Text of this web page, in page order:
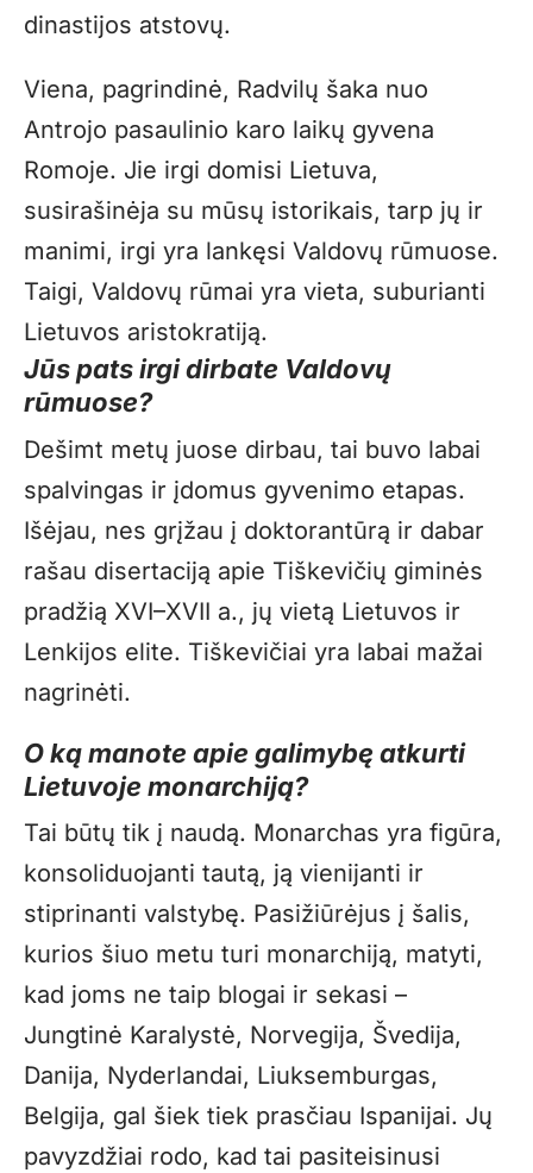
dinastijos atstovų.
Viena, pagrindinė, Radvilų šaka nuo
Antrojo pasaulinio karo laikų gyvena
Romoje. Jie irgi domisi Lietuva,
susirašinėja su mūsų istorikais, tarp jų ir
manimi, irgi yra lankęsi Valdovų rūmuose.
Taigi, Valdovų rūmai yra vieta, suburianti
Lietuvos aristokratiją.
Jūs pats irgi dirbate Valdovų
rūmuose?
Dešimt metų juose dirbau, tai buvo labai
spalvingas ir įdomus gyvenimo etapas.
Išėjau, nes grįžau į doktorantūrą ir dabar
rašau disertaciją apie Tiškevičių giminės
pradžią XVI–XVII a., jų vietą Lietuvos ir
Lenkijos elite. Tiškevičiai yra labai mažai
nagrinėti.
O ką manote apie galimybę atkurti
Lietuvoje monarchiją?
Tai būtų tik į naudą. Monarchas yra figūra,
konsoliduojanti tautą, ją vienijanti ir
stiprinanti valstybę. Pasižiūrėjus į šalis,
kurios šiuo metu turi monarchiją, matyti,
kad joms ne taip blogai ir sekasi –
Jungtinė Karalystė, Norvegija, Švedija,
Danija, Nyderlandai, Liuksemburgas,
Belgija, gal šiek tiek prasčiau Ispanijai. Jų
pavyzdžiai rodo, kad tai pasiteisinusi